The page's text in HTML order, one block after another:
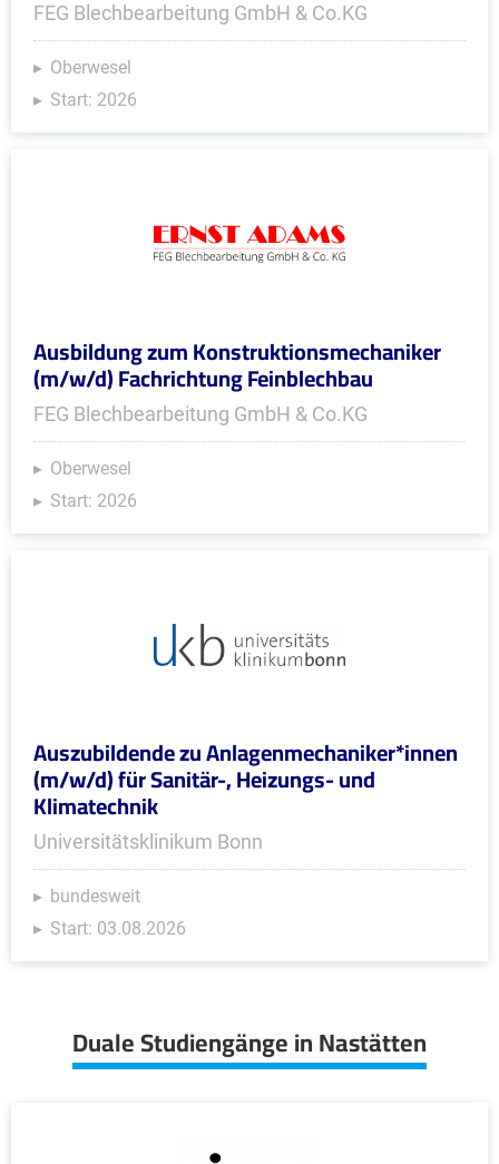
FEG Blechbearbeitung GmbH & Co.KG
Oberwesel
Start: 2026
Ausbildung zum Konstruktionsmechaniker
(m/w/d) Fachrichtung Feinblechbau
FEG Blechbearbeitung GmbH & Co.KG
Oberwesel
Start: 2026
Auszubildende zu Anlagenmechaniker*innen
(m/w/d) für Sanitär-, Heizungs- und
Klimatechnik
Universitätsklinikum Bonn
bundesweit
Start: 03.08.2026
Duale Studiengänge in Nastätten